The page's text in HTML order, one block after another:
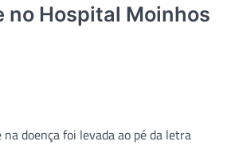
Hospital Moinhos
doença foi levada ao pé da letra